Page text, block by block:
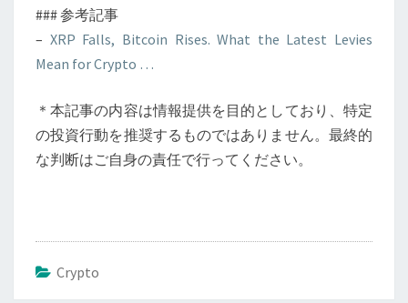
### 参考記事
– XRP Falls, Bitcoin Rises. What the Latest Levies
Mean for Crypto …
＊本記事の内容は情報提供を目的としており、特定
の投資行動を推奨するものではありません。最終的
な判断はご自身の責任で行ってください。
Crypto